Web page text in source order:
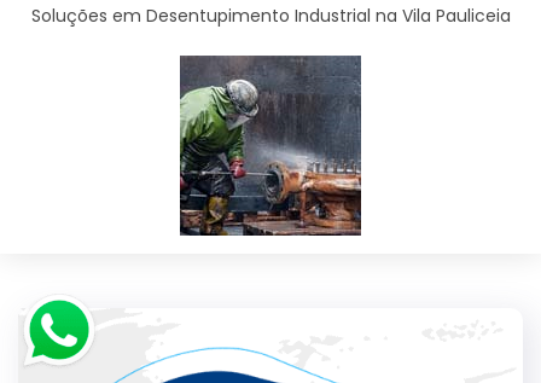
Soluções em Desentupimento Industrial na Vila Pauliceia